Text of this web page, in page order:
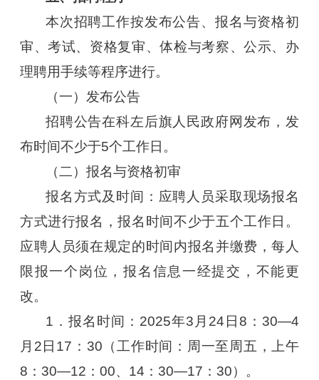
本次招聘工作按发布公告、报名与资格初
审、考试、资格复审、体检与考察、公示、办
理聘用手续等程序进行。
（一）发布公告
招聘公告在科左后旗人民政府网发布，发
布时间不少于5个工作日。
（二）报名与资格初审
报名方式及时间：应聘人员采取现场报名
方式进行报名，报名时间不少于五个工作日。
应聘人员须在规定的时间内报名并缴费，每人
限报一个岗位，报名信息一经提交，不能更
改。
1．报名时间：2025年3月24日8：30—4
月2日17：30（工作时间：周一至周五，上午
8：30—12：00、14：30—17：30）。